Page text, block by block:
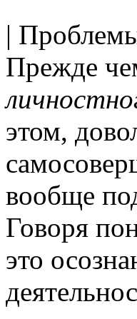
|
Прежде
этом,
вообще
Говоря
это